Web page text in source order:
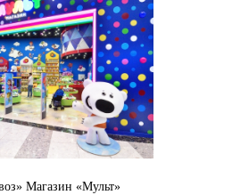
Магазин «Мульт»